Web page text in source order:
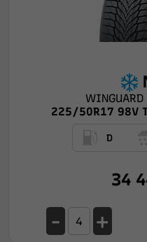
225/50R17 98V
D
34
- +